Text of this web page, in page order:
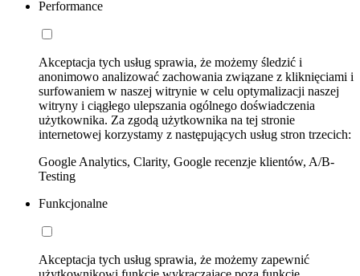
Performance
Akceptacja tych usług sprawia, że możemy śledzić i
anonimowo analizować zachowania związane z kliknięciami i
surfowaniem w naszej witrynie w celu optymalizacji naszej
witryny i ciągłego ulepszania ogólnego doświadczenia
użytkownika. Za zgodą użytkownika na tej stronie
internetowej korzystamy z następujących usług stron trzecich:
Google Analytics, Clarity, Google recenzje klientów, A/B-
Testing
Funkcjonalne
Akceptacja tych usług sprawia, że możemy zapewnić